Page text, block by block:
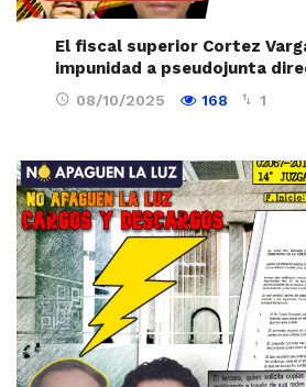
El fiscal superior Cortez
impunidad a pseudojunta
08/10/2025 168 1